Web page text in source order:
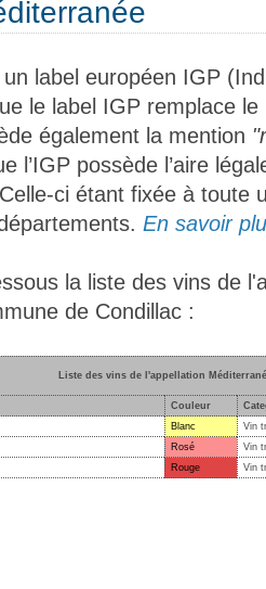
label européen IGP
le label IGP remplace
également la mention
l’IGP possède l’aire
ci étant fixée à toute
En savoir
la liste des vins de
de Condillac :
Liste des vins de l'appellation
Couleur
Blanc
Vin
Rosé
Vin
Rouge Vin